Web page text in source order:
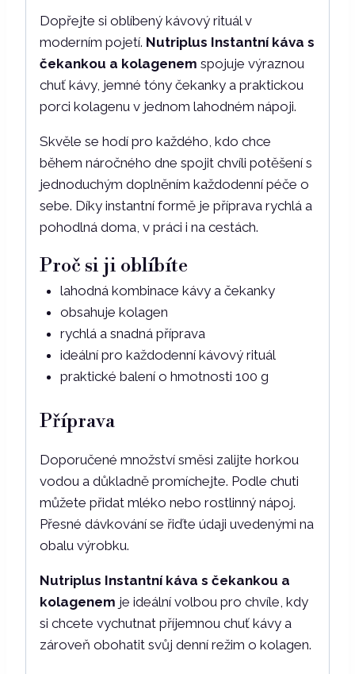
množství
Dopřejte si oblíbený kávový rituál v
moderním pojetí. Nutriplus Instantní káva s
čekankou a kolagenem spojuje výraznou
chuť kávy, jemné tóny čekanky a praktickou
porci kolagenu v jednom lahodném nápoji.
Skvěle se hodí pro každého, kdo chce
během náročného dne spojit chvíli potěšení s
jednoduchým doplněním každodenní péče o
sebe. Díky instantní formě je příprava rychlá a
pohodlná doma, v práci i na cestách.
Proč si ji oblíbíte
lahodná kombinace kávy a čekanky
obsahuje kolagen
rychlá a snadná příprava
ideální pro každodenní kávový rituál
praktické balení o hmotnosti 100 g
Příprava
Doporučené množství směsi zalijte horkou
vodou a důkladně promíchejte. Podle chuti
můžete přidat mléko nebo rostlinný nápoj.
Přesné dávkování se řiďte údaji uvedenými na
obalu výrobku.
Nutriplus Instantní káva s čekankou a
kolagenem je ideální volbou pro chvíle, kdy
si chcete vychutnat příjemnou chuť kávy a
zároveň obohatit svůj denní režim o kolagen.